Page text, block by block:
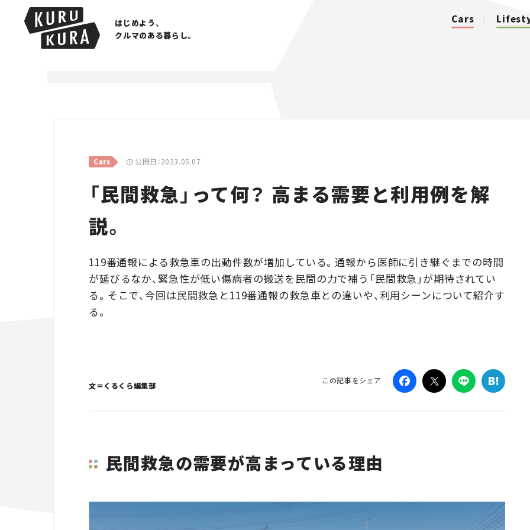
はじめよう、
クルマのある暮らし。
Cars
Cars 公開日：2023.05.07
「民間救急」って何？ 高まる需要と利用例を解
説。
119番通報による救急車の出動件数が増加している。通報から医師に引き継ぐまでの時間
が延びるなか、緊急性が低い傷病者の搬送を民間の力で補う「民間救急」が期待されてい
る。そこで、今回は民間救急と119番通報の救急車との違いや、利用シーンについて紹介す
る。
文＝くるくら編集部
この記事をシェア
民間救急の需要が高まっている理由
Traffic
Series